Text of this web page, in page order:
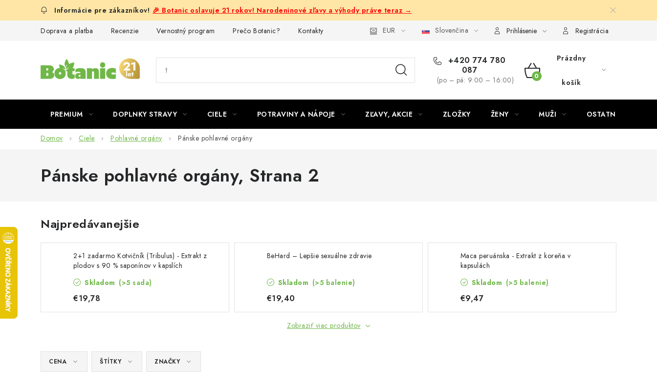
🎉 Botanic oslavuje 21 rokov! Narodeninové zľavy a výhody práve teraz →
Doprava a platba Recenzie Vernostný program Prečo Botanic? Kontakty EUR Slovenčina Prihlásenie Registrácia
+420 774 780
087
(po – pá: 9:00 – 16:00)
NÁKUPNÝ
Prázdny
košík
PREMIUM DOPLNKY STRAVY CIELE POTRAVINY A NÁPOJE ZĽAVY, AKCIE ZLOŽKY ŽENY MUŽI OSTATNÉ
Domov Ciele Pohlavné orgány Pánske pohlavné orgány
Pánske pohlavné orgány, Strana 2
Najpredávanejšie
2+1 zadarmo Kotvičník (Tribulus) - Extrakt z
plodov s 90 % saponínov v kapslích
Skladom (>5 sada)
€19,78
BeHard – Lepšie sexuálne zdravie
Skladom (>5 balenie)
€19,40
Maca peruánska - Extrakt z koreňa v
kapsulách
Skladom (>5 balenie)
€9,47
Zobraziť viac produktov
CENA ŠTÍTKY ZNAČKY